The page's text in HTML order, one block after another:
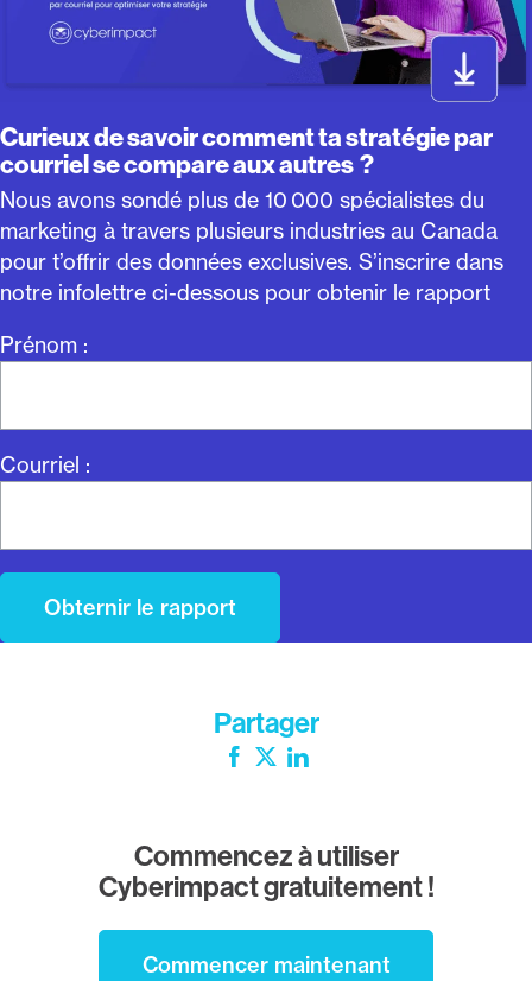
Curieux de savoir comment ta stratégie par
courriel se compare aux autres ?
Nous avons sondé plus de 10 000 spécialistes du
marketing à travers plusieurs industries au Canada
pour t’offrir des données exclusives. S’inscrire dans
notre infolettre ci-dessous pour obtenir le rapport
Prénom :
Courriel :
Partager
Facebook
Twitter
Commencez à utiliser
Cyberimpact gratuitement !
Commencer maintenant